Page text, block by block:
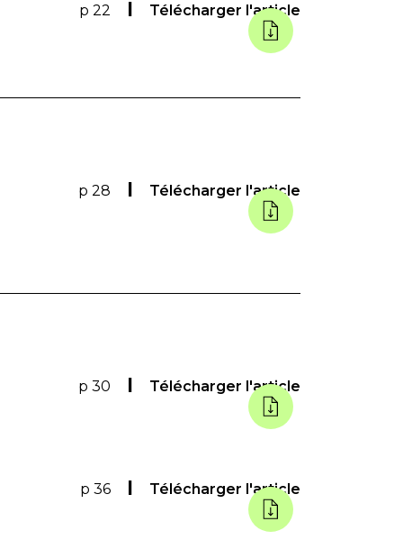
p 22 Télécharger l'article
p 28 Télécharger l'article
p 30 Télécharger l'article
p 36 Télécharger l'article